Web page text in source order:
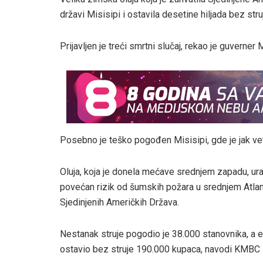
državi Misisipi i ostavila desetine hiljada bez
Prijavljen je treći smrtni slučaj, rekao je guverner
Posebno je teško pogođen Misisipi, gde je jak
Oluja, koja je donela mećave srednjem zapadu,
povećan rizik od šumskih požara u srednjem
Sjedinjenih Američkih Država.
Nestanak struje pogodio je 38.000 stanovnika, a
ostavio bez struje 190.000 kupaca, navodi KMBC